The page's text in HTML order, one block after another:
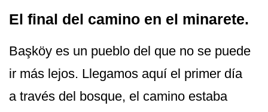
El final del camino en el minarete.
Başköy es un pueblo del que no se puede
ir más lejos. Llegamos aquí el primer día
a través del bosque, el camino estaba